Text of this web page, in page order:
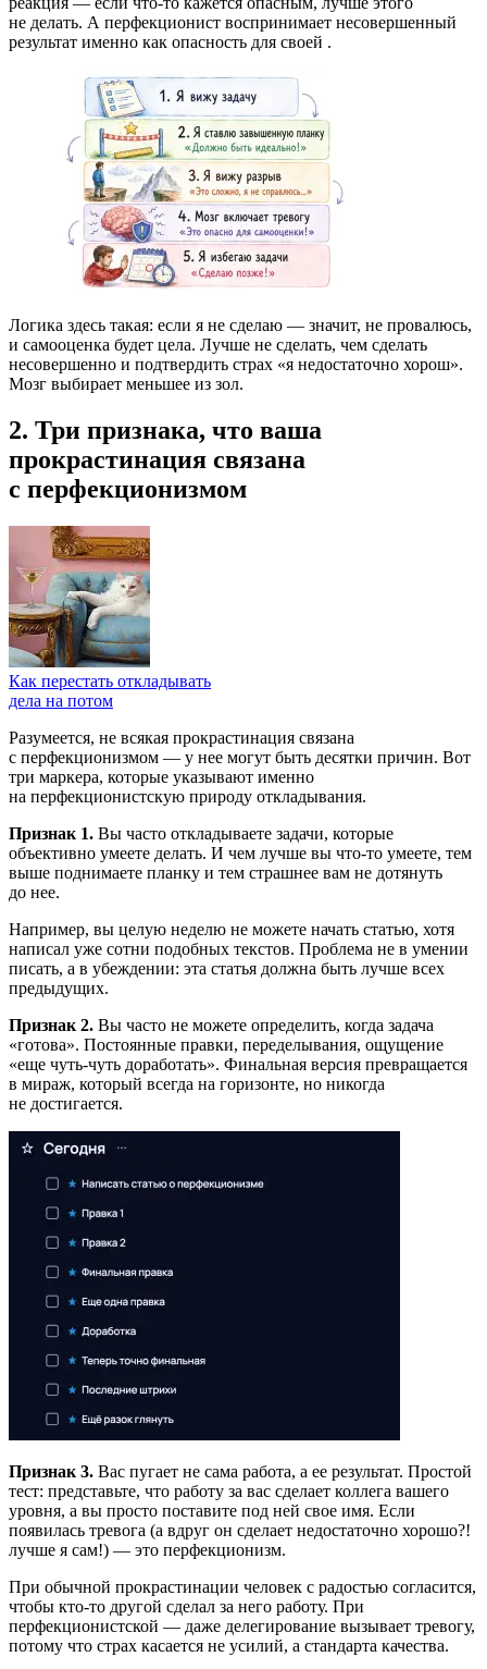
не делать. А перфекционист воспринимает несовершенный
результат именно как опасность для своей .
Логика здесь такая: если я не сделаю — значит, не провалюсь,
и самооценка будет цела. Лучше не сделать, чем сделать
несовершенно и подтвердить страх «я недостаточно хорош».
Мозг выбирает меньшее из зол.
2. Три признака, что ваша
прокрастинация связана
с перфекционизмом
Как перестать откладывать
дела на потом
Разумеется, не всякая прокрастинация связана
с перфекционизмом — у нее могут быть десятки причин. Вот
три маркера, которые указывают именно
на перфекционистскую природу откладывания.
Признак 1. Вы часто откладываете задачи, которые
объективно умеете делать. И чем лучше вы что-то умеете, тем
выше поднимаете планку и тем страшнее вам не дотянуть
до нее.
Например, вы целую неделю не можете начать статью, хотя
написал уже сотни подобных текстов. Проблема не в умении
писать, а в убеждении: эта статья должна быть лучше всех
предыдущих.
Признак 2. Вы часто не можете определить, когда задача
«готова». Постоянные правки, переделывания, ощущение
«еще чуть-чуть доработать». Финальная версия превращается
в мираж, который всегда на горизонте, но никогда
не достигается.
Признак 3. Вас пугает не сама работа, а ее результат. Простой
тест: представьте, что работу за вас сделает коллега вашего
уровня, а вы просто поставите под ней свое имя. Если
появилась тревога (а вдруг он сделает недостаточно хорошо?!
лучше я сам!) — это перфекционизм.
При обычной прокрастинации человек с радостью согласится,
чтобы кто-то другой сделал за него работу. При
перфекционистской — даже делегирование вызывает тревогу,
потому что страх касается не усилий, а стандарта качества.